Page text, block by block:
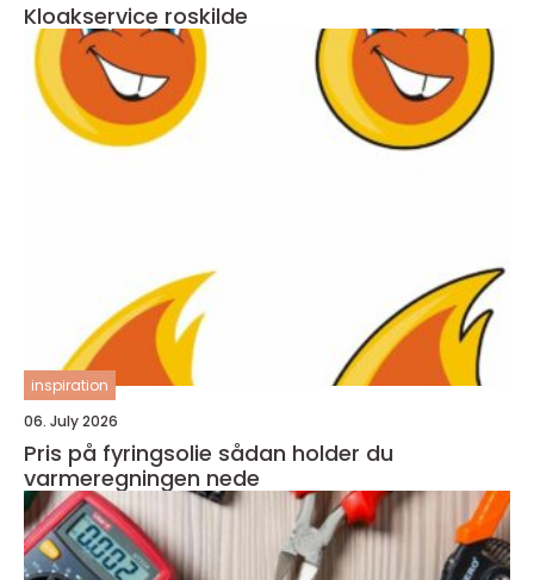
Kloakservice roskilde
inspiration
06. July 2026
Pris på fyringsolie sådan holder du
varmeregningen nede